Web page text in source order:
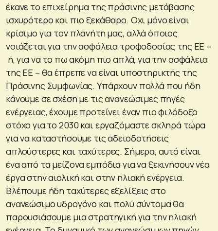
έκανε το επιχείρημα της πράσινης μετάβασης
ισχυρότερο και πιο ξεκάθαρο. Οχι μόνο είναι
κρίσιμο για τον πλανήτη μας, αλλά όποιος
νοιάζεται για την ασφάλεια τροφοδοσίας της ΕΕ –
ή, για να το πω ακόμη πιο απλά, για την ασφάλεια
της ΕΕ – θα έπρεπε να είναι υποστηρικτής της
Πράσινης Συμφωνίας. Υπάρχουν πολλά που ήδη
κάνουμε σε σχέση με τις ανανεώσιμες πηγές
ενέργειας, έχουμε προτείνει έναν πιο φιλόδοξο
στόχο για το 2030 και εργαζόμαστε σκληρά τώρα
για να καταστήσουμε τις αδειοδοτήσεις
απλούστερες και ταχύτερες. Σήμερα, αυτό είναι
ένα από τα μείζονα εμπόδια για να ξεκινήσουν νέα
έργα στην αιολική και στην ηλιακή ενέργεια.
Βλέπουμε ήδη ταχύτερες εξελίξεις στο
ανανεώσιμο υδρογόνο και πολύ σύντομα θα
παρουσιάσουμε μια στρατηγική για την ηλιακή